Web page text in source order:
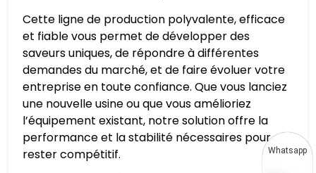
Cette ligne de production polyvalente, efficace
et fiable vous permet de développer des
saveurs uniques, de répondre à différentes
demandes du marché, et de faire évoluer votre
entreprise en toute confiance. Que vous lanciez
une nouvelle usine ou que vous amélioriez
l’équipement existant, notre solution offre la
performance et la stabilité nécessaires pour
rester compétitif.
Whatsapp